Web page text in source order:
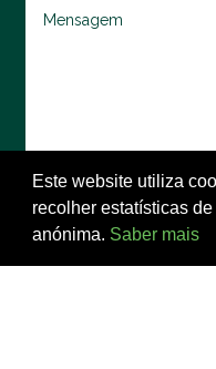
Concordo e aceito a
Este website utiliza
recolher estatísticas de
anónima. Saber mais